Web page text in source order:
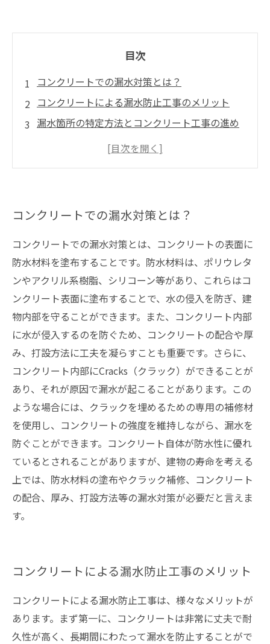
目次
コンクリートでの漏水対策とは？
コンクリートによる漏水防止工事のメリット
漏水箇所の特定方法とコンクリート工事の進め
コンクリートでの漏水対策とは？
コンクリートでの漏水対策とは、コンクリートの表面に
防水材料を塗布することです。防水材料は、ポリウレタ
ンやアクリル系樹脂、シリコーン等があり、これらはコ
ンクリート表面に塗布することで、水の侵入を防ぎ、建
物内部を守ることができます。また、コンクリート内部
に水が侵入するのを防ぐため、コンクリートの配合や厚
み、打設方法に工夫を凝らすことも重要です。さらに、
コンクリート内部にCracks（クラック）ができることが
あり、それが原因で漏水が起こることがあります。この
ような場合には、クラックを埋めるための専用の補修材
を使用し、コンクリートの強度を維持しながら、漏水を
防ぐことができます。コンクリート自体が防水性に優れ
ているとされることがありますが、建物の寿命を考える
上では、防水材料の塗布やクラック補修、コンクリート
の配合、厚み、打設方法等の漏水対策が必要だと言えま
す。
コンクリートによる漏水防止工事のメリット
コンクリートによる漏水防止工事は、様々なメリットが
あります。まず第一に、コンクリートは非常に丈夫で耐
久性が高く、長期間にわたって漏水を防止することがで